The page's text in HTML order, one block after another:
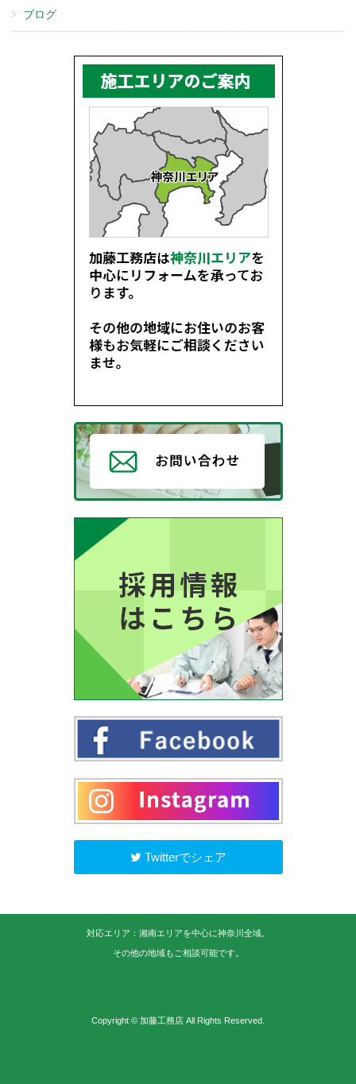
ブログ
Twitterでシェア
対応エリア：湘南エリアを中心に神奈川全域。
その他の地域もご相談可能です。
Copyright © 加藤工務店 All Rights Reserved.